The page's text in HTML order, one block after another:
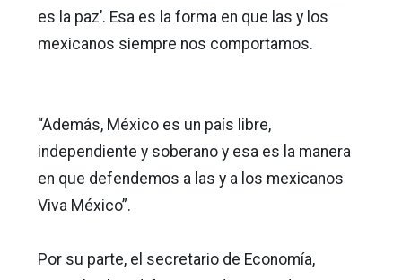
es la paz’. Esa es la forma en que las y los
mexicanos siempre nos comportamos.
“Además, México es un país libre,
independiente y soberano y esa es la manera
en que defendemos a las y a los mexicanos
Viva México”.
Por su parte, el secretario de Economía,